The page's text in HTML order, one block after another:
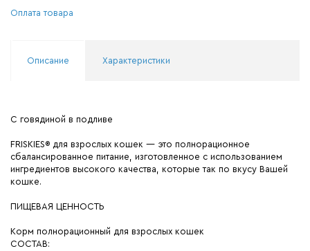
Оплата товара
Описание Характеристики
С говядиной в подливе
FRISKIES® для взрослых кошек — это полнорационное
сбалансированное питание, изготовленное с использованием
ингредиентов высокого качества, которые так по вкусу Вашей
кошке.
ПИЩЕВАЯ ЦЕННОСТЬ
Корм полнорационный для взрослых кошек
СОСТАВ: